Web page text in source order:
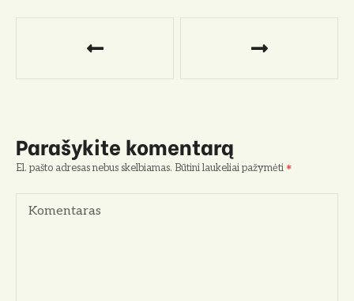
g
c
Parašykite komentarą
El. pašto adresas nebus skelbiamas. Būtini laukeliai pažymėti
Komentaras